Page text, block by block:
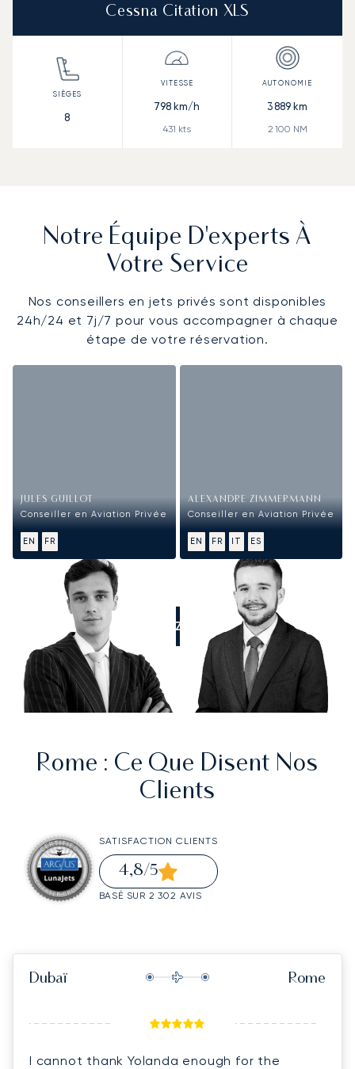
Cessna Citation XLS
8
798 km/h
431 kts
3 889 km
2 100 NM
Notre Équipe D'experts À
Votre Service
Nos conseillers en jets privés sont disponibles
24h/24 et 7j/7 pour vous accompagner à chaque
étape de votre réservation.
JULES GUILLOT
Conseiller en Aviation Privée
EN FR
ALEXANDRE ZIMMERMANN
Conseiller en Aviation Privée
EN FR IT ES
APPELEZ-NOUS
Rome : Ce Que Disent Nos
Clients
SATISFACTION CLIENTS
4,8/5
BASÉ SUR 2 302 AVIS
Dubaï Rome
I cannot thank Yolanda enough for the